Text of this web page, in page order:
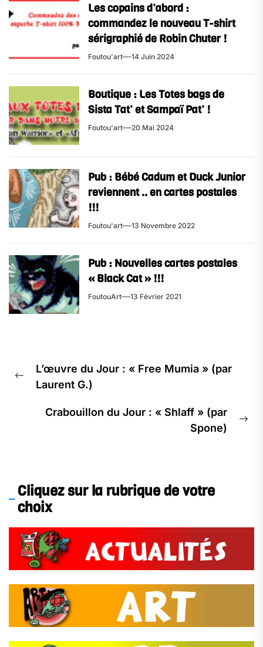
Les copains d’abord :
commandez le nouveau T-shirt
sérigraphié de Robin Chuter !
Foutou'art 14 Juin 2024
Boutique : Les Totes bags de
Sista Tat’ et Sampaï Pat’ !
Foutou'art 20 Mai 2024
Pub : Bébé Cadum et Duck Junior
reviennent .. en cartes postales
!!!
Foutou'art 13 Novembre 2022
Pub : Nouvelles cartes postales
« Black Cat » !!!
FoutouArt 13 Février 2021
de
l’article
Previous
L’œuvre du Jour : « Free Mumia » (par
Laurent G.)
Crabouillon du Jour : « Shlaff » (par
Spone)
Cliquez sur la rubrique de votre
choix